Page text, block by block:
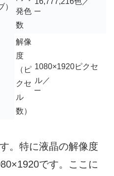
発色
数
解像
度
（ピ
クセ
ル
数）
1080×1920ピクセ
ル／
。特に液晶の解像度
です。ここに